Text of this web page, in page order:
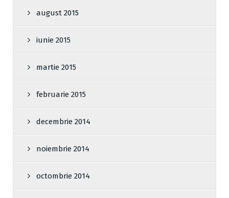
august 2015
iunie 2015
martie 2015
februarie 2015
decembrie 2014
noiembrie 2014
octombrie 2014